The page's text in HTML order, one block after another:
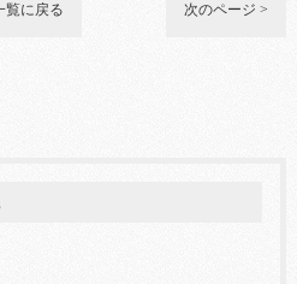
覧に戻る 次のページ >